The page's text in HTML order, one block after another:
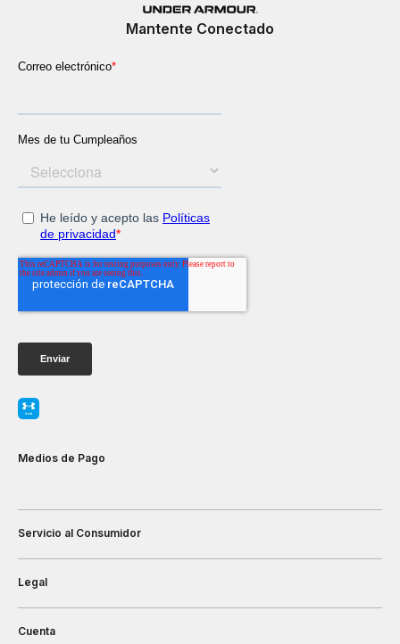
Mantente Conectado
Medios de Pago
Servicio al Consumidor
Legal
Cuenta